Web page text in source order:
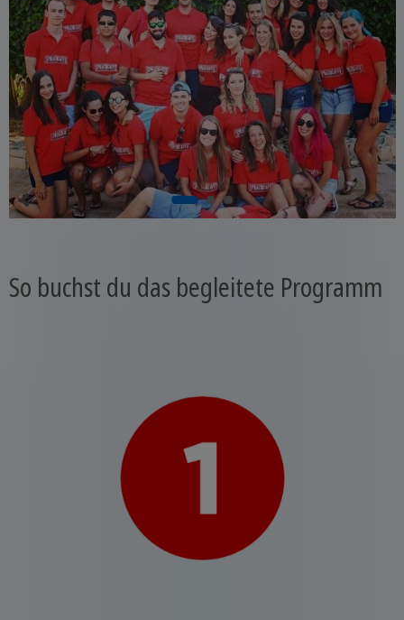
So buchst du das begleitete Programm